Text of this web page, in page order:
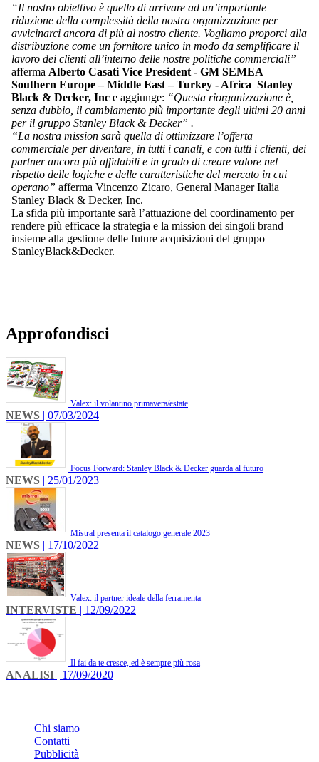
“Il nostro obiettivo è quello di arrivare ad un’importante
riduzione della complessità della nostra organizzazione per
avvicinarci ancora di più al nostro cliente. Vogliamo proporci alla
distribuzione come un fornitore unico in modo da semplificare il
lavoro dei clienti all’interno delle nostre politiche commerciali”
afferma Alberto Casati Vice President - GM SEMEA
Southern Europe – Middle East – Turkey - Africa Stanley
Black & Decker, Inc e aggiunge: “Questa riorganizzazione è,
senza dubbio, il cambiamento più importante degli ultimi 20 anni
per il gruppo Stanley Black & Decker” .
“La nostra mission sarà quella di ottimizzare l’offerta
commerciale per diventare, in tutti i canali, e con tutti i clienti, dei
partner ancora più affidabili e in grado di creare valore nel
rispetto delle logiche e delle caratteristiche del mercato in cui
operano” afferma Vincenzo Zicaro, General Manager Italia
Stanley Black & Decker, Inc.
La sfida più importante sarà l’attuazione del coordinamento per
rendere più efficace la strategia e la mission dei singoli brand
insieme alla gestione delle future acquisizioni del gruppo
StanleyBlack&Decker.
Approfondisci
Valex: il volantino primavera/estate
NEWS | 07/03/2024
Focus Forward: Stanley Black & Decker guarda al futuro
NEWS | 25/01/2023
Mistral presenta il catalogo generale 2023
NEWS | 17/10/2022
Valex: il partner ideale della ferramenta
INTERVISTE | 12/09/2022
Il fai da te cresce, ed è sempre più rosa
ANALISI | 17/09/2020
Chi siamo
Contatti
Pubblicità